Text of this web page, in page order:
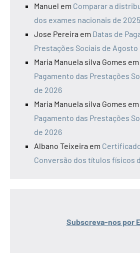
Manuel em Comparar a
dos exames nacionais de
Jose Pereira em Datas de
Prestações Sociais de Agosto
Maria Manuela silva Gomes em
Pagamento das Prestações
de 2026
Maria Manuela silva Gomes em
Pagamento das Prestações
de 2026
Albano Teixeira em
Conversão dos títulos físicos
Subscreva-nos por